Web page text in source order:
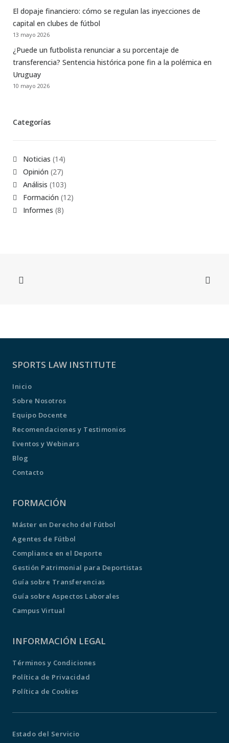
El dopaje financiero: cómo se regulan las inyecciones de
capital en clubes de fútbol
13 mayo 2026
¿Puede un futbolista renunciar a su porcentaje de
transferencia? Sentencia histórica pone fin a la polémica en
Uruguay
10 mayo 2026
Categorías
Noticias (14)
Opinión (27)
Análisis (103)
Formación (12)
Informes (8)
SPORTS LAW INSTITUTE
Inicio
Sobre Nosotros
Equipo Docente
Recomendaciones y Testimonios
Eventos y Webinars
Blog
Contacto
FORMACIÓN
Máster en Derecho del Fútbol
Agentes de Fútbol
Compliance en el Deporte
Gestión Patrimonial para Deportistas
Guía sobre Transferencias
Guía sobre Aspectos Laborales
Campus Virtual
INFORMACIÓN LEGAL
Términos y Condiciones
Política de Privacidad
Política de Cookies
Estado del Servicio